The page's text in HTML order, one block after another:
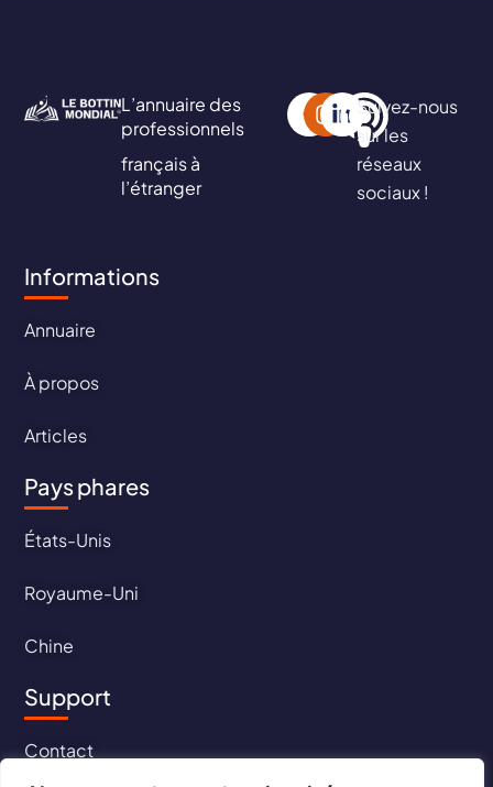
L’annuaire des
professionnels
français à
l’étranger
Suivez-nous
sur les
réseaux
sociaux !
Informations
Annuaire
À propos
Articles
Pays phares
États-Unis
Royaume-Uni
Chine
Support
Contact